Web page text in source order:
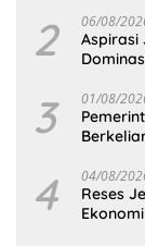
2 06/08/
Aspirasi
3 01/08/
4 04/08/
Reses